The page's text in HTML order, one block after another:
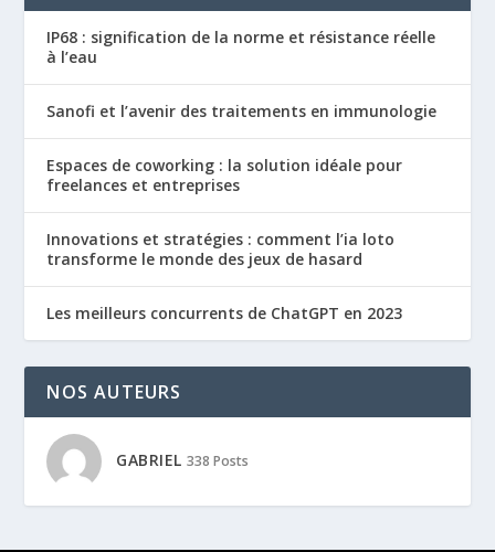
IP68 : signification de la norme et résistance réelle
à l’eau
Sanofi et l’avenir des traitements en immunologie
Espaces de coworking : la solution idéale pour
freelances et entreprises
Innovations et stratégies : comment l’ia loto
transforme le monde des jeux de hasard
Les meilleurs concurrents de ChatGPT en 2023
NOS AUTEURS
GABRIEL 338 Posts